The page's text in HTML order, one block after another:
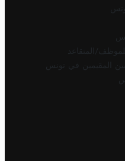
المتقاعد
المقيمين في تونس